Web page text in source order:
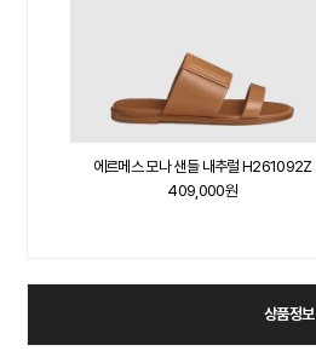
에르메스 모나 샌들 내추럴 H261092Z
409,000원
상품정보